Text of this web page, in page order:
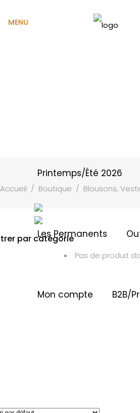
Printemps/Été 2026
Les Permanents
Mon compte B2B/
Pas de produit
Accueil / Boutique / Blousons,
par catégorie
MENU